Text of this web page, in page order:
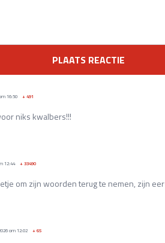
PLAATS REACTIE
16:50 +491
niks kwalbers!!!
12:44 +33490
om zijn woorden terug te nemen, zijn
om 12:02 +65